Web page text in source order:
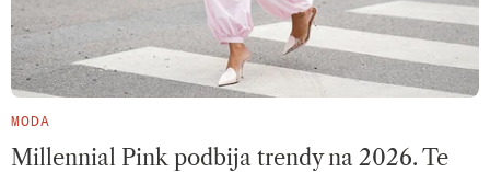
MODA
Millennial Pink podbija trendy na 2026. Te